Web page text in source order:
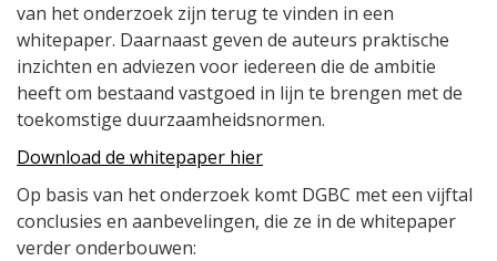
van het onderzoek zijn terug te vinden in een
whitepaper. Daarnaast geven de auteurs praktische
inzichten en adviezen voor iedereen die de ambitie
heeft om bestaand vastgoed in lijn te brengen met de
toekomstige duurzaamheidsnormen.
Download de whitepaper hier
Op basis van het onderzoek komt DGBC met een vijftal
conclusies en aanbevelingen, die ze in de whitepaper
verder onderbouwen: